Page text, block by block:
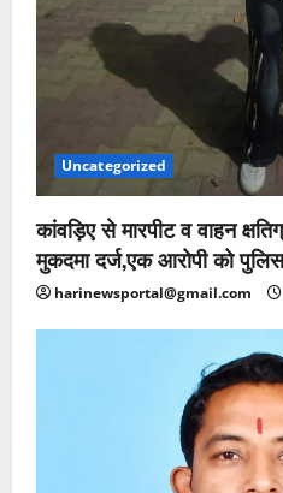
Uncategorized
कांवड़िए से मारपीट व वाहन
मुकदमा दर्ज,एक आरोपी को
harinewsportal@gmail.com